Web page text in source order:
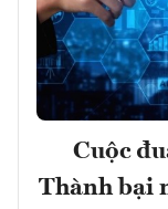
Cuộc
Thành bại